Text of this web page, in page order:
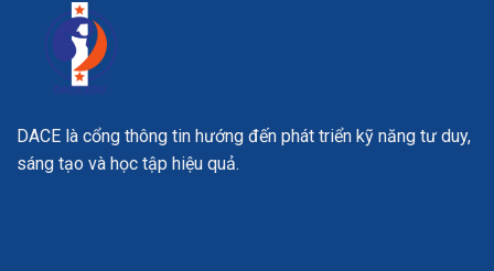
DACE là cổng thông tin hướng đến phát triển kỹ năng tư duy,
sáng tạo và học tập hiệu quả.